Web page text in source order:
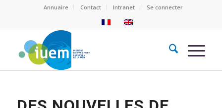
Annuaire Contact Intranet Se connecter